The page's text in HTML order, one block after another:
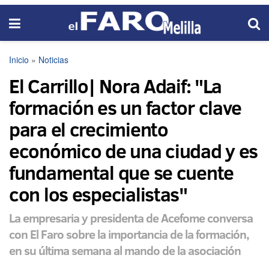
Inicio » Noticias
El Carrillo| Nora Adaif: "La
formación es un factor clave
para el crecimiento
económico de una ciudad y es
fundamental que se cuente
con los especialistas"
La empresaria y presidenta de Acefome conversa
con El Faro sobre la importancia de la formación,
en su última semana al mando de la asociación